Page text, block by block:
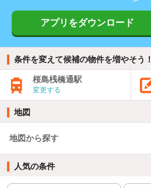
アプリをダウンロード
条件を変えて候補の物件を増やそう！
桜島桟橋通駅
変更する
地図
地図から探す
人気の条件